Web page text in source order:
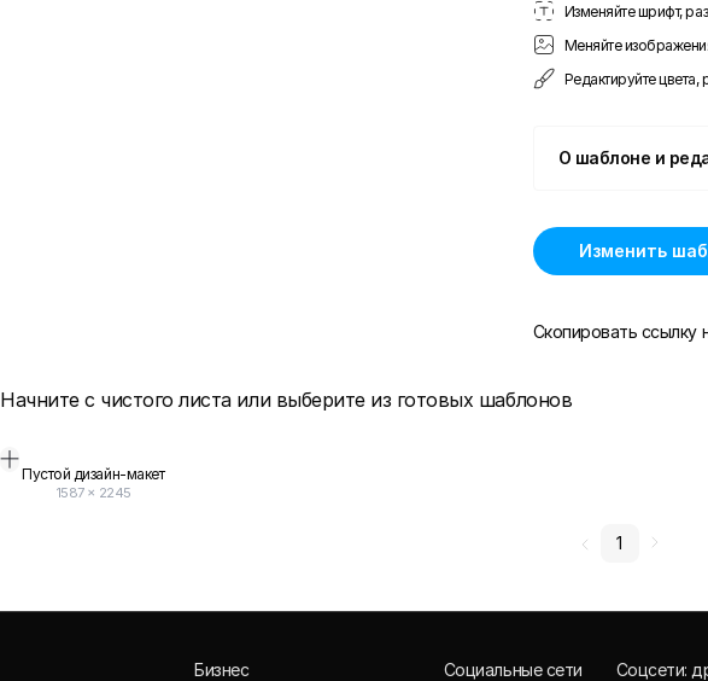
Изменяйте шрифт,
Меняйте
Редактируйте
О шаблоне и
Изменить
Скопировать ссылку
Начните с чистого листа или выберите из готовых шаблонов
Пустой дизайн-макет
1587× 2245
1
Бизнес
Социальные сети
Соцсети: